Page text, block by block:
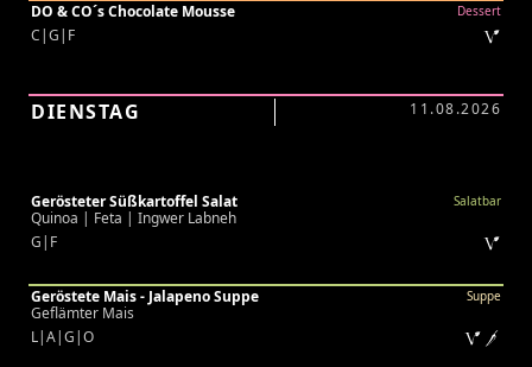
DO & CO´s Chocolate Mousse Dessert
C|G|F
DIENSTAG 11.08.2026
Gerösteter Süßkartoffel Salat Salatbar
Quinoa | Feta | Ingwer Labneh
G|F
Geröstete Mais - Jalapeno Suppe Suppe
Geflämter Mais
L|A|G|O